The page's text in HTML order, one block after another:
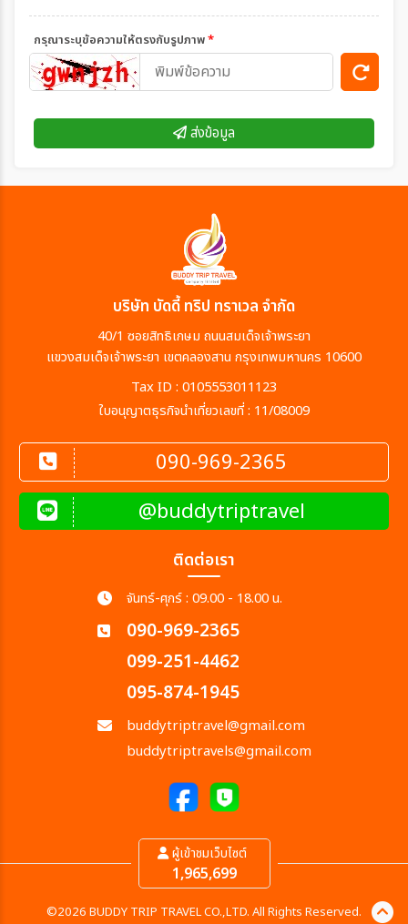
กรุณาระบุข้อความให้ตรงกับรูปภาพ*
ส่งข้อมูล
บริษัท บัดดี้ ทริป ทราเวล จำกัด
40/1 ซอยสิทธิเกษม ถนนสมเด็จเจ้าพระยา
แขวงสมเด็จเจ้าพระยา เขตคลองสาน กรุงเทพมหานคร 10600
Tax ID : 0105553011123
ใบอนุญาตธุรกิจนำเที่ยวเลขที่ : 11/08009
090-969-2365
@buddytriptravel
ติดต่อเรา
จันทร์-ศุกร์ : 09.00 - 18.00 น.
090-969-2365
099-251-4462
095-874-1945
buddytriptravel@gmail.com
buddytriptravels@gmail.com
ผู้เข้าชมเว็บไซต์
1,965,699
©2026 BUDDY TRIP TRAVEL CO.,LTD. All Rights Reserved.